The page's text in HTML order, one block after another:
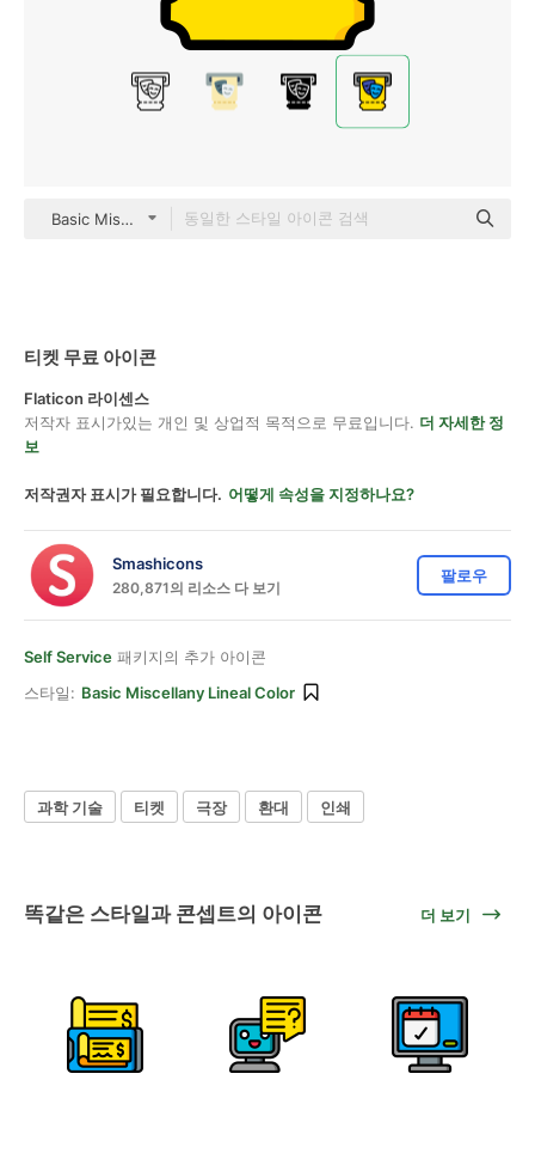
Basic Miscellany Lineal Color
티켓 무료 아이콘
Flaticon 라이센스
저작자 표시가있는 개인 및 상업적 목적으로 무료입니다. 더 자세한 정
보
저작권자 표시가 필요합니다. 어떻게 속성을 지정하나요?
Smashicons
280,871의 리소스 다 보기
팔로우
Self Service 패키지의 추가 아이콘
스타일: Basic Miscellany Lineal Color
과학 기술 티켓 극장 환대 인쇄
똑같은 스타일과 콘셉트의 아이콘 더 보기